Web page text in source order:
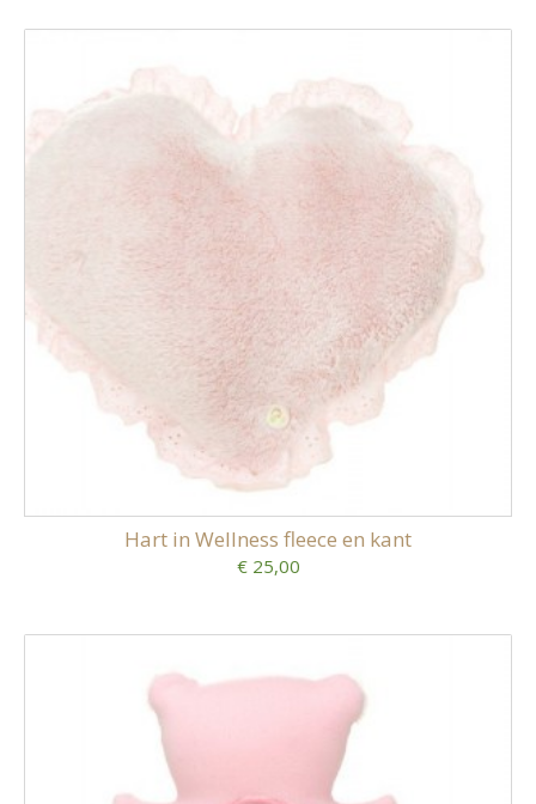
Hart in Wellness fleece en kant
€ 25,00